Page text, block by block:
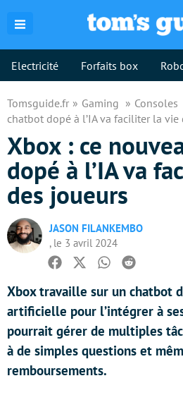
Electricité Forfaits box
Tomsguide.fr Gaming Consoles
chatbot dopé à l’IA va faciliter la vie
Xbox : ce
dopé à l’IA va
des joueurs
JASON FILANKEMBO
, le 3 avril 2024
Facebook
TwitterWhatsapp
Reddit
Xbox travaille sur un chatbot
artificielle pour l’intégrer à
pourrait gérer de multiples
à de simples questions et
remboursements.